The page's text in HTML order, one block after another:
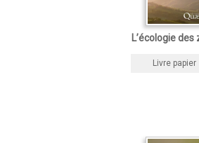
L’écologie des
Livre papier